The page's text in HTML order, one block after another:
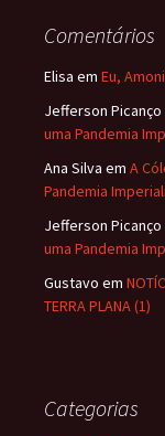
Comentários
Elisa em Eu,
Jefferson Picanço
uma Pandemia
Ana Silva em A
Pandemia
Jefferson Picanço
uma Pandemia
Gustavo em
TERRA PLANA (1)
Categorias